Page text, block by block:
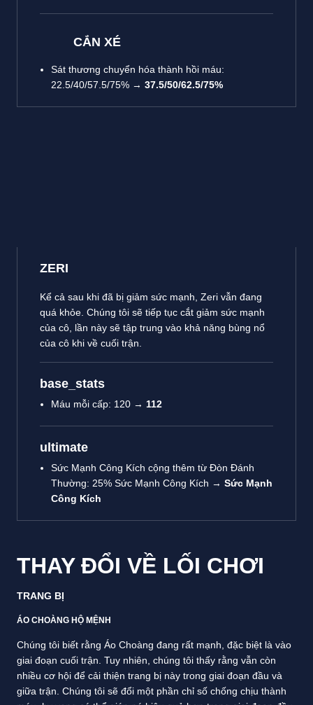
CẮN XÉ
Sát thương chuyển hóa thành hồi máu:
22.5/40/57.5/75% → 37.5/50/62.5/75%
ZERI
Kể cả sau khi đã bị giảm sức mạnh, Zeri vẫn đang
quá khỏe. Chúng tôi sẽ tiếp tục cắt giảm sức mạnh
của cô, lần này sẽ tập trung vào khả năng bùng nổ
của cô khi về cuối trận.
base_stats
Máu mỗi cấp: 120 → 112
ultimate
Sức Mạnh Công Kích cộng thêm từ Đòn Đánh
Thường: 25% Sức Mạnh Công Kích → Sức Mạnh
Công Kích
THAY ĐỔI VỀ LỐI CHƠI
TRANG BỊ
ÁO CHOÀNG HỘ MỆNH
Chúng tôi biết rằng Áo Choàng đang rất mạnh, đặc biệt là vào
giai đoạn cuối trận. Tuy nhiên, chúng tôi thấy rằng vẫn còn
nhiều cơ hội để cải thiện trang bị này trong giai đoạn đầu và
giữa trận. Chúng tôi sẽ đổi một phần chỉ số chống chịu thành